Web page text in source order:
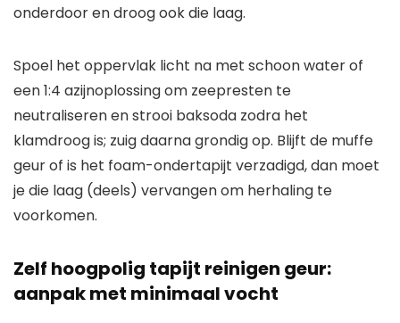
onderdoor en droog ook die laag.
Spoel het oppervlak licht na met schoon water of
een 1:4 azijnoplossing om zeepresten te
neutraliseren en strooi baksoda zodra het
klamdroog is; zuig daarna grondig op. Blijft de muffe
geur of is het foam-ondertapijt verzadigd, dan moet
je die laag (deels) vervangen om herhaling te
voorkomen.
Zelf hoogpolig tapijt reinigen geur:
aanpak met minimaal vocht